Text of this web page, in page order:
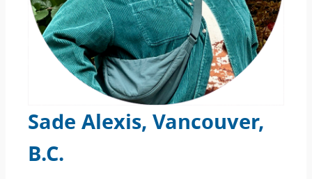
Sade Alexis, Vancouver,
B.C.